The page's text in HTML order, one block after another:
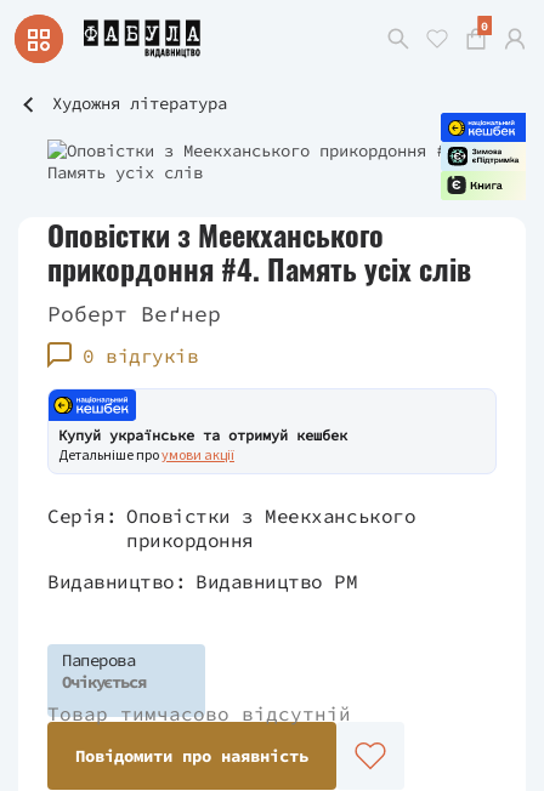
0
Художня література
Оповістки з Меекханського
прикордоння #4. Память усіх слів
Роберт Веґнер
0 відгуків
Купуй українське та отримуй кешбек
Детальніше проумови акції
Серія: Оповістки з Меекханського
прикордоння
Видавництво: Видавництво РМ
Паперова
Очікується
Товар тимчасово відсутній
Повідомити про наявність